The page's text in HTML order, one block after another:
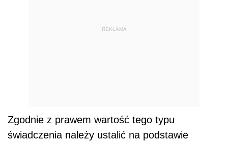
REKLAMA
Zgodnie z prawem wartość tego typu
świadczenia należy ustalić na podstawie